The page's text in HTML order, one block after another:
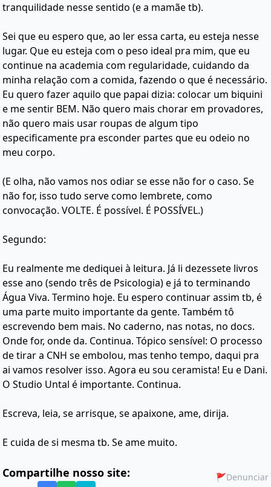
tranquilidade nesse sentido (e a mamãe tb).
Sei que eu espero que, ao ler essa carta, eu esteja nesse
lugar. Que eu esteja com o peso ideal pra mim, que eu
continue na academia com regularidade, cuidando da
minha relação com a comida, fazendo o que é necessário.
Eu quero fazer aquilo que papai dizia: colocar um biquini
e me sentir BEM. Não quero mais chorar em provadores,
não quero mais usar roupas de algum tipo
especificamente pra esconder partes que eu odeio no
meu corpo.
(E olha, não vamos nos odiar se esse não for o caso. Se
não for, isso tudo serve como lembrete, como
convocação. VOLTE. É possível. É POSSÍVEL.)
Segundo:
Eu realmente me dediquei à leitura. Já li dezessete livros
esse ano (sendo três de Psicologia) e já to terminando
Água Viva. Termino hoje. Eu espero continuar assim tb, é
uma parte muito importante da gente. Também tô
escrevendo bem mais. No caderno, nas notas, no docs.
Onde for, onde da. Continua. Tópico sensível: O processo
de tirar a CNH se embolou, mas tenho tempo, daqui pra
ai vamos resolver isso. Agora eu sou ceramista! Eu e Dani.
O Studio Untal é importante. Continua.
Escreva, leia, se arrisque, se apaixone, ame, dirija.
E cuida de si mesma tb. Se ame muito.
Compartilhe nosso site: 🚩Denunciar